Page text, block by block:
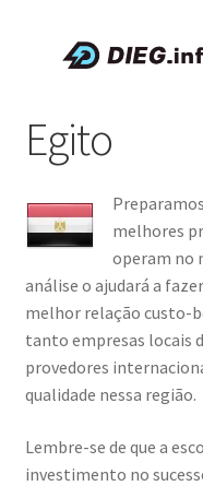
conteúdo
Sobre a DIEG
Cupons e Promoções
Português
Egito
melhores
operam no
análise o ajudará a
melhor relação custo-
tanto empresas locais
provedores
qualidade nessa região.
Lembre-se de que a
investimento no